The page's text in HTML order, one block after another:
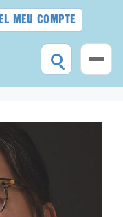
EL MEU COMPTE